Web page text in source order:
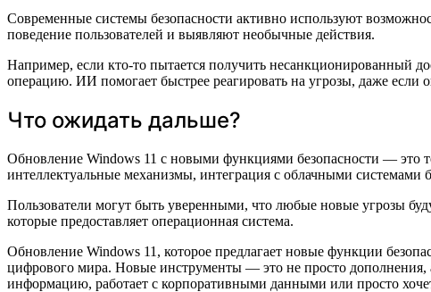
Современные системы безопасности активно используют
поведение пользователей и выявляют необычные действия.
Например, если кто-то пытается получить несанкционированный
операцию. ИИ помогает быстрее реагировать на угрозы, даже если
Что ожидать дальше?
Обновление Windows 11 с новыми функциями безопасности — это
интеллектуальные механизмы, интеграция с облачными системами
Пользователи могут быть уверенными, что любые новые угрозы
которые предоставляет операционная система.
Обновление Windows 11, которое предлагает новые функции
цифрового мира. Новые инструменты — это не просто
информацию, работает с корпоративными данными или просто